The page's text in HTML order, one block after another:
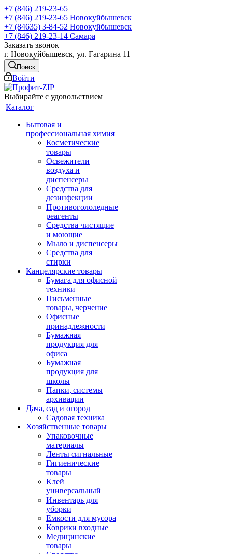
+7 (846) 219-23-65
+7 (846) 219-23-65 Новокуйбышевск
+7 (84635) 3-84-52 Новокуйбышевск
+7 (846) 219-23-14 Самара
Заказать звонок
г. Новокуйбышевск, ул. Гагарина 11
Поиск
Войти
Выбирайте с удовольствием
Каталог
Бытовая и
профессиональная химия
Косметические
товары
Освежители
воздуха и
диспенсеры
Средства для
дезинфекции
Противогололедные
реагенты
Средства чистящие
и моющие
Мыло и диспенсеры
Средства для
стирки
Канцелярские товары
Бумага для офисной
техники
Письменные
товары, черчение
Офисные
принадлежности
Бумажная
продукция для
офиса
Бумажная
продукция для
школы
Папки, системы
архивации
Дача, сад и огород
Садовая техника
Хозяйственные товары
Упаковочные
материалы
Ленты сигнальные
Гигиенические
товары
Клей
универсальный
Инвентарь для
уборки
Емкости для мусора
Коврики входные
Медицинские
товары